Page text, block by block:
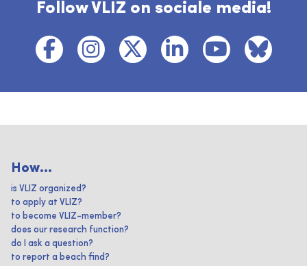
Follow VLIZ on sociale media!
How...
is VLIZ organized?
to apply at VLIZ?
to become VLIZ-member?
does our research function?
do I ask a question?
to report a beach find?